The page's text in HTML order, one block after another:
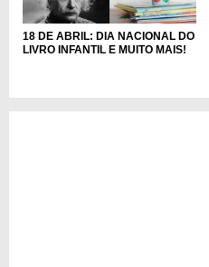
18 DE ABRIL: DIA NACIONAL DO
LIVRO INFANTIL E MUITO MAIS!